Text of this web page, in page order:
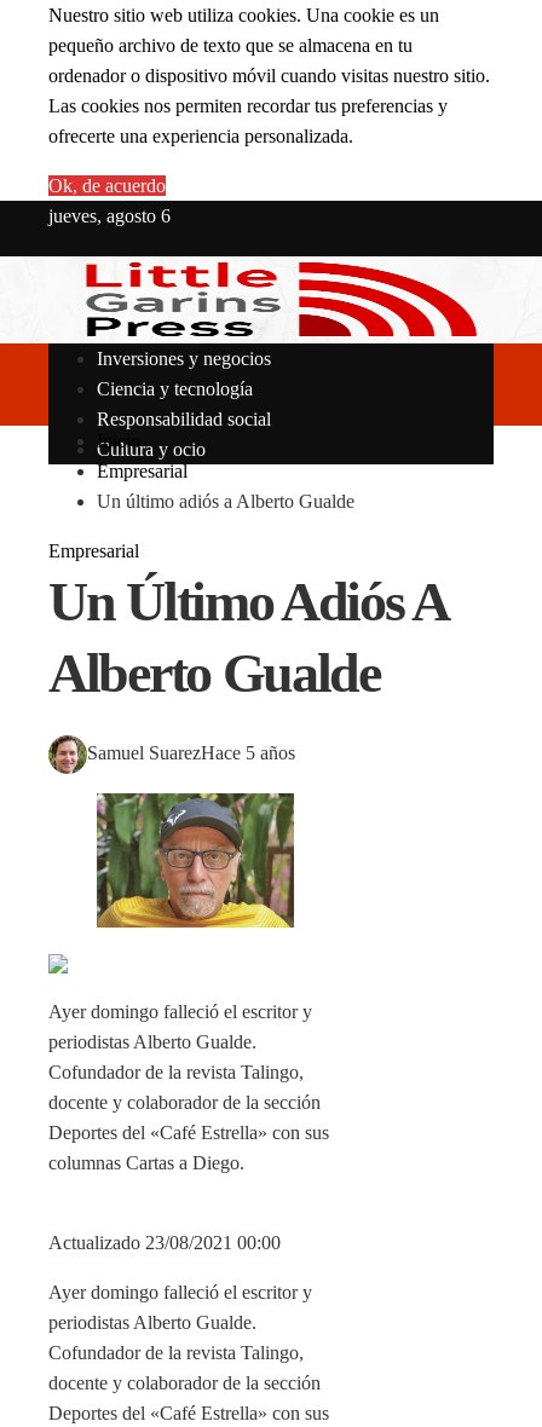
Nuestro sitio web utiliza cookies. Una cookie es un
pequeño archivo de texto que se almacena en tu
ordenador o dispositivo móvil cuando visitas nuestro sitio.
Las cookies nos permiten recordar tus preferencias y
ofrecerte una experiencia personalizada.
Ok, de acuerdo
jueves, agosto 6
Inversiones y negocios
Ciencia y tecnología
Responsabilidad social
Cultura y ocio
Inicio
Empresarial
Un último adiós a Alberto Gualde
Empresarial
Un Último Adiós A
Alberto Gualde
Samuel SuarezHace 5 años
Ayer domingo falleció el escritor y
periodistas Alberto Gualde.
Cofundador de la revista Talingo,
docente y colaborador de la sección
Deportes del «Café Estrella» con sus
columnas Cartas a Diego.
Actualizado 23/08/2021 00:00
Ayer domingo falleció el escritor y
periodistas Alberto Gualde.
Cofundador de la revista Talingo,
docente y colaborador de la sección
Deportes del «Café Estrella» con sus